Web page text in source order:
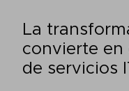
La
convierte en
de servicios